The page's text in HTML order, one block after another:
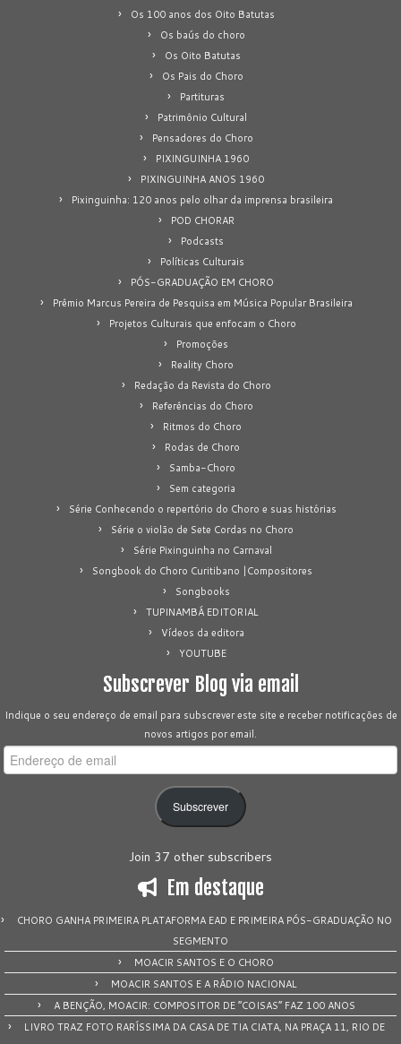
Os 100 anos dos Oito Batutas
Os baús do choro
Os Oito Batutas
Os Pais do Choro
Partituras
Patrimônio Cultural
Pensadores do Choro
PIXINGUINHA 1960
PIXINGUINHA ANOS 1960
Pixinguinha: 120 anos pelo olhar da imprensa brasileira
POD CHORAR
Podcasts
Políticas Culturais
PÓS-GRADUAÇÃO EM CHORO
Prêmio Marcus Pereira de Pesquisa em Música Popular Brasileira
Projetos Culturais que enfocam o Choro
Promoções
Reality Choro
Redação da Revista do Choro
Referências do Choro
Ritmos do Choro
Rodas de Choro
Samba-Choro
Sem categoria
Série Conhecendo o repertório do Choro e suas histórias
Série o violão de Sete Cordas no Choro
Série Pixinguinha no Carnaval
Songbook do Choro Curitibano |Compositores
Songbooks
TUPINAMBÁ EDITORIAL
Vídeos da editora
YOUTUBE
Subscrever Blog via email
Indique o seu endereço de email para subscrever este site e receber notificações de
novos artigos por email.
Endereço
de
Subscrever
Join 37 other subscribers
Em destaque
CHORO GANHA PRIMEIRA PLATAFORMA EAD E PRIMEIRA PÓS-GRADUAÇÃO NO
SEGMENTO
MOACIR SANTOS E O CHORO
MOACIR SANTOS E A RÁDIO NACIONAL
A BENÇÃO, MOACIR: COMPOSITOR DE “COISAS” FAZ 100 ANOS
LIVRO TRAZ FOTO RARÍSSIMA DA CASA DE TIA CIATA, NA PRAÇA 11, RIO DE